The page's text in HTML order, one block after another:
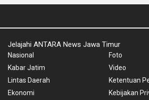
Jelajahi ANTARA News Jawa Timur
Nasional
Kabar Jatim
Lintas Daerah
Ekonomi
Foto
Video
Ketentuan
Kebijakan